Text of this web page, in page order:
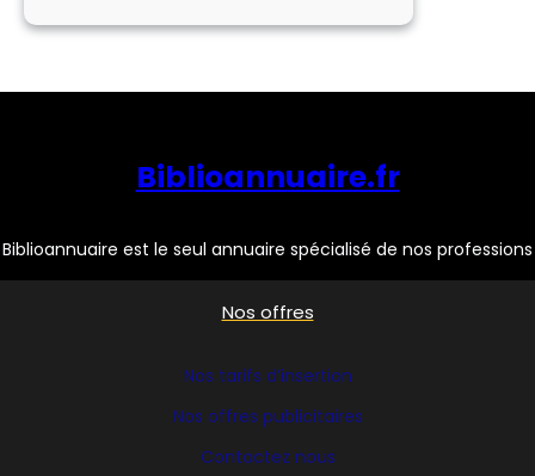
GROUP
Biblioannuaire.fr
Biblioannuaire est le seul annuaire spécialisé de nos professions
Nos offres
Nos tarifs d’insertion
Nos offres publicitaires
Contactez nous